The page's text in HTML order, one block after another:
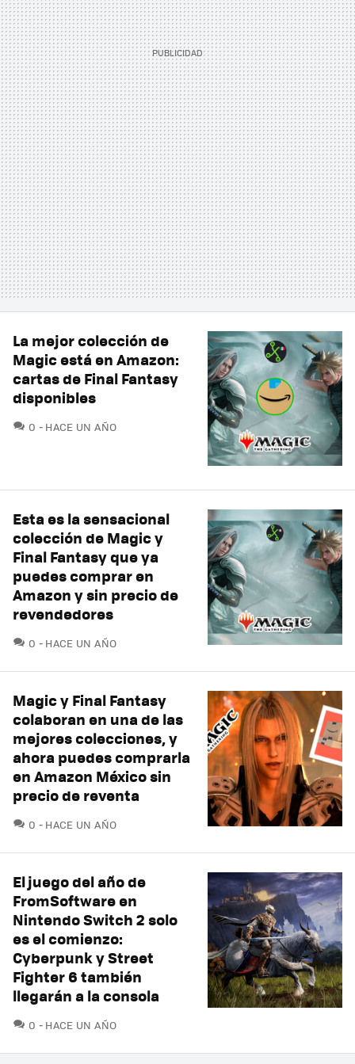
La mejor colección de
Magic está en Amazon:
cartas de Final Fantasy
disponibles
0 COMENTARIOS
HACE UN AÑO
Esta es la sensacional
colección de Magic y
Final Fantasy que ya
puedes comprar en
Amazon y sin precio de
revendedores
0 COMENTARIOS
HACE UN AÑO
Magic y Final Fantasy
colaboran en una de las
mejores colecciones, y
ahora puedes comprarla
en Amazon México sin
precio de reventa
0 COMENTARIOS
HACE UN AÑO
El juego del año de
FromSoftware en
Nintendo Switch 2 solo
es el comienzo:
Cyberpunk y Street
Fighter 6 también
llegarán a la consola
0 COMENTARIOS
HACE UN AÑO